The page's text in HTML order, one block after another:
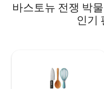
특한 숙소입니다.
바스토뉴 전쟁 박
인기